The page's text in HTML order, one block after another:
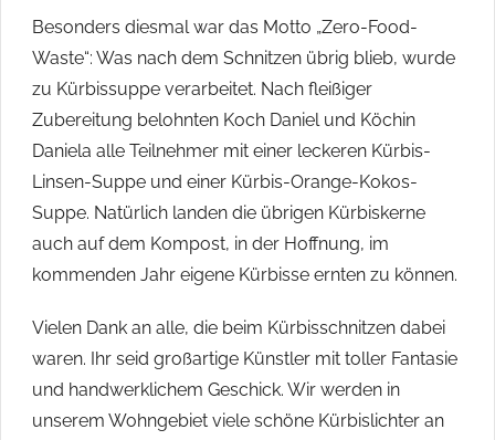
Besonders diesmal war das Motto „Zero-Food-
Waste“: Was nach dem Schnitzen übrig blieb, wurde
zu Kürbissuppe verarbeitet. Nach fleißiger
Zubereitung belohnten Koch Daniel und Köchin
Daniela alle Teilnehmer mit einer leckeren Kürbis-
Linsen-Suppe und einer Kürbis-Orange-Kokos-
Suppe. Natürlich landen die übrigen Kürbiskerne
auch auf dem Kompost, in der Hoffnung, im
kommenden Jahr eigene Kürbisse ernten zu können.
Vielen Dank an alle, die beim Kürbisschnitzen dabei
waren. Ihr seid großartige Künstler mit toller Fantasie
und handwerklichem Geschick. Wir werden in
unserem Wohngebiet viele schöne Kürbislichter an